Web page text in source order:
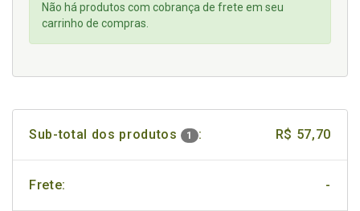
Não há produtos com cobrança de frete em seu
carrinho de compras.
Sub-total dos produtos 1 : R$ 57,70
Frete: -